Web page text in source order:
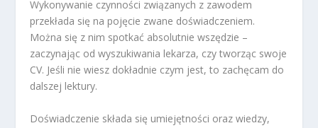
Wykonywanie czynności związanych z zawodem
przekłada się na pojęcie zwane doświadczeniem.
Można się z nim spotkać absolutnie wszędzie –
zaczynając od wyszukiwania lekarza, czy tworząc swoje
CV. Jeśli nie wiesz dokładnie czym jest, to zachęcam do
dalszej lektury.
Doświadczenie składa się umiejętności oraz wiedzy,